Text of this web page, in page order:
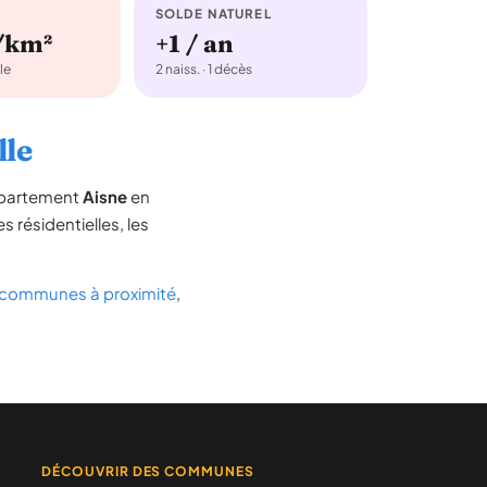
SOLDE NATUREL
+1 / an
2 naiss. · 1 décès
Aisneen
résidentielles, les
à proximité,
DÉCOUVRIR DES COMMUNES